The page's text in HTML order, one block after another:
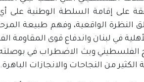
الموافقة على إقامة السلطة الوطنية
النظرة الواقعية، وفهم طبيعة
في لبنان واندفاع قوى المقاومة
الفلسطيني وبث الاضطراب في
من النجاحات والانجازات الباهرة.